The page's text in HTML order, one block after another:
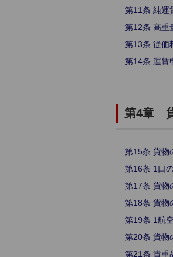
第11条 純運
第12条 高重
第13条 従価
第14条 運賃
第4章
第15条 貨物
第16条 1口
第17条 貨物
第18条 貨物
第19条 1航
第20条 貨物
第21条 貴重